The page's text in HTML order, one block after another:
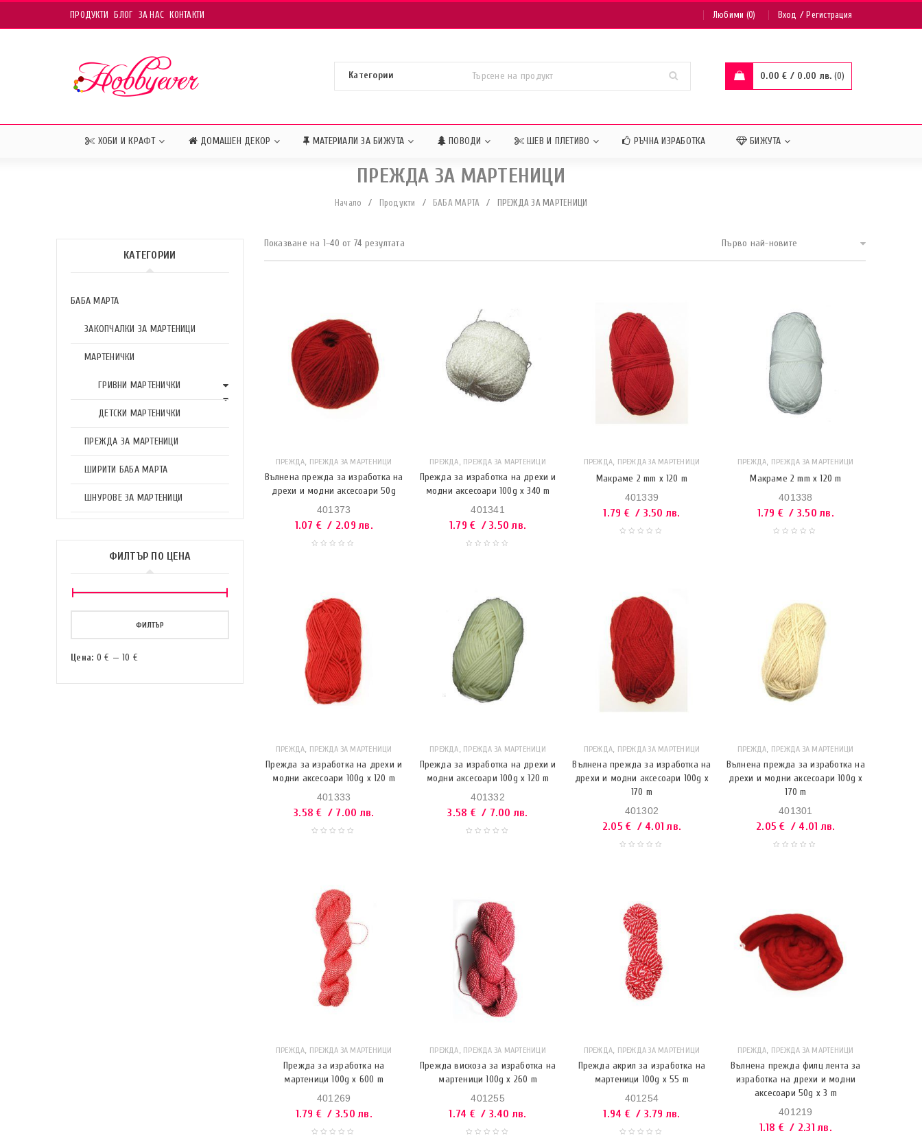
ПРОДУКТИ БЛОГ ЗА НАС КОНТАКТИ Любими (0) Вход /Регистрация
0.00€ / 0.00 лв. 0
ХОБИ И КРАФТ ДОМАШЕН ДЕКОР МАТЕРИАЛИ ЗА БИЖУТА ПОВОДИ ШЕВ И ПЛЕТИВО РЪЧНА ИЗРАБОТКА БИЖУТА
ПРЕЖДА ЗА МАРТЕНИЦИ
Начало / Продукти / БАБА МАРТА / ПРЕЖДА ЗА МАРТЕНИЦИ
КАТЕГОРИИ
БАБА МАРТА
ЗАКОПЧАЛКИ ЗА МАРТЕНИЦИ
МАРТЕНИЧКИ
ГРИВНИ МАРТЕНИЧКИ
ДЕТСКИ МАРТЕНИЧКИ
ПРЕЖДА ЗА МАРТЕНИЦИ
ШИРИТИ БАБА МАРТА
ШНУРОВЕ ЗА МАРТЕНИЦИ
ФИЛТЪР ПО ЦЕНА
ФИЛТЪР
Цена: 0 € — 10 €
Показване на 1–40 от 74 резултата Първо най-новите
ПРЕЖДА, ПРЕЖДА ЗА МАРТЕНИЦИ
Вълнена прежда за изработка на
дрехи и модни аксесоари 50g
401373
1.07 € / 2.09 лв.
ПРЕЖДА, ПРЕЖДА ЗА МАРТЕНИЦИ
Прежда за изработка на дрехи и
модни аксесоари 100g x 340 m
401341
1.79€ / 3.50 лв.
ПРЕЖДА, ПРЕЖДА ЗА МАРТЕНИЦИ
Макраме 2 mm x 120 m
401339
1.79 € / 3.50 лв.
ПРЕЖДА, ПРЕЖДА ЗА МАРТЕНИЦИ
Макраме 2 mm x 120 m
401338
1.79 € / 3.50 лв.
ПРЕЖДА, ПРЕЖДА ЗА МАРТЕНИЦИ
Прежда за изработка на дрехи и
модни аксесоари 100g x 120 m
401333
3.58€ / 7.00 лв.
ПРЕЖДА, ПРЕЖДА ЗА МАРТЕНИЦИ
Прежда за изработка на дрехи и
модни аксесоари 100g x 120 m
401332
3.58 € / 7.00 лв.
ПРЕЖДА, ПРЕЖДА ЗА МАРТЕНИЦИ
Вълнена прежда за изработка на
дрехи и модни аксесоари 100g x
170 m
401302
2.05€ / 4.01 лв.
ПРЕЖДА, ПРЕЖДА ЗА МАРТЕНИЦИ
Вълнена прежда за изработка на
дрехи и модни аксесоари 100g x
170 m
401301
2.05€ / 4.01 лв.
ПРЕЖДА, ПРЕЖДА ЗА МАРТЕНИЦИ
Прежда за изработка на
мартеници 100g x 600 m
401269
1.79 € / 3.50 лв.
ПРЕЖДА, ПРЕЖДА ЗА МАРТЕНИЦИ
Прежда вискоза за изработка на
мартеници 100g x 260 m
401255
1.74 € / 3.40 лв.
ПРЕЖДА, ПРЕЖДА ЗА МАРТЕНИЦИ
Прежда акрил за изработка на
мартеници 100g x 55 m
401254
1.94 € / 3.79 лв.
ПРЕЖДА, ПРЕЖДА ЗА МАРТЕНИЦИ
Вълнена прежда филц лента за
изработка на дрехи и модни
аксесоари 50g x 3 m
401219
1.18 € / 2.31 лв.